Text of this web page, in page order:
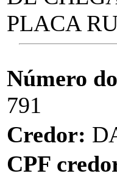
PLACA
Número
791
Credor:
CPF